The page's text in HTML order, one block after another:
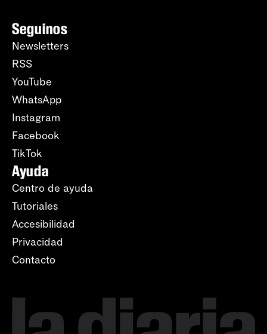
Seguinos
Newsletters
RSS
YouTube
WhatsApp
Instagram
Facebook
TikTok
Ayuda
Centro de ayuda
Tutoriales
Accesibilidad
Privacidad
Contacto